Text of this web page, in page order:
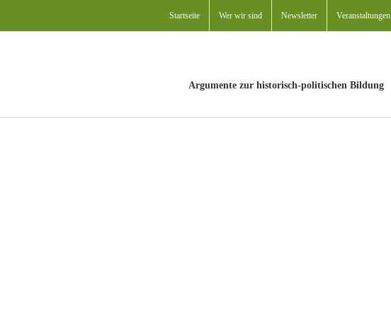
Startseite Wer wir sind Newsletter Veranstaltungen
Argumente zur historisch-politischen Bildung